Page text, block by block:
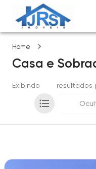
Home
Casa e
Exibindo resultados